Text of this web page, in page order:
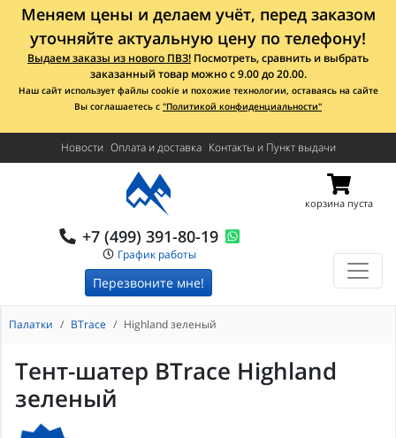
Меняем цены и делаем учёт, перед заказом
уточняйте актуальную цену по телефону!
Выдаем заказы из нового ПВЗ! Посмотреть, сравнить и выбрать
заказанный товар можно с 9.00 до 20.00.
Наш сайт использует файлы cookie и похожие технологии, оставаясь на сайте
Вы соглашаетесь с "Политикой конфиденциальности"
Новости Оплата и доставка Контакты и Пункт выдачи
+7 (499) 391-80-19
График работы
Перезвоните мне!
корзина пуста
Палатки BTrace Highland зеленый
Тент-шатер BTrace Highland
зеленый